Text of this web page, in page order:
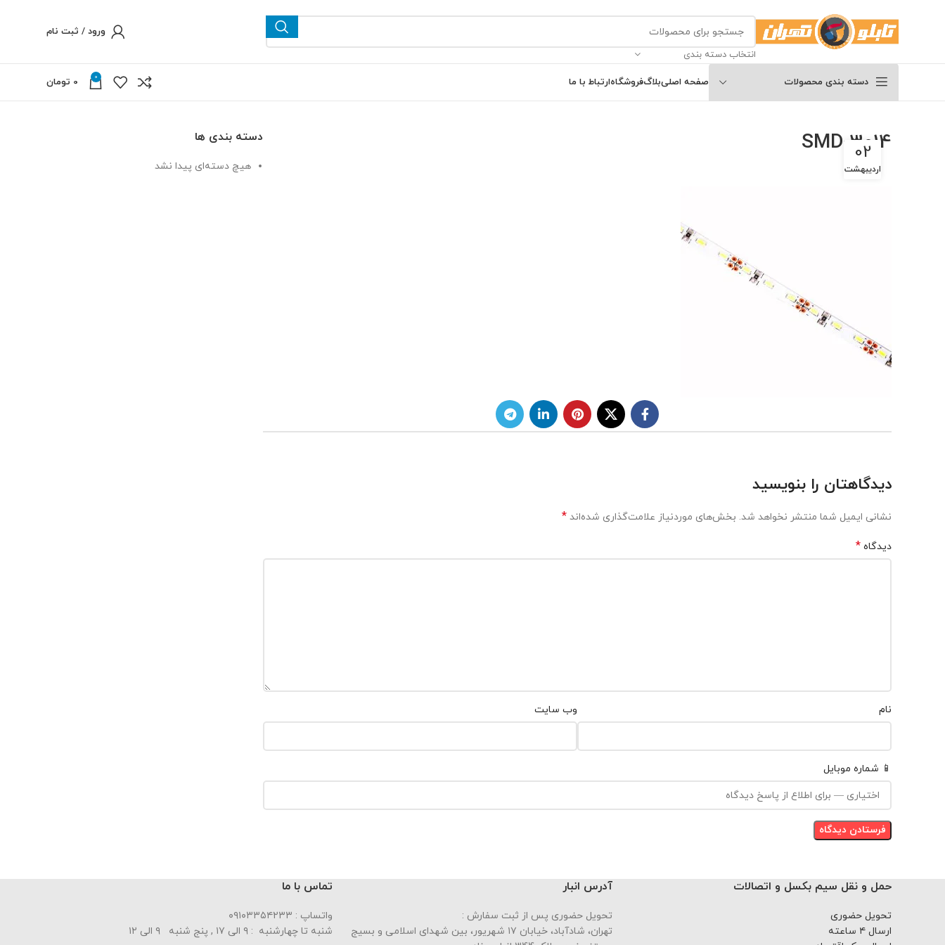
انتخاب دسته بندی
ورود / ثبت نام
دسته بندی محصولات صفحه اصلیبلاگفروشگاهارتباط با ما 0
0 تومان
SMD-3014
02
اردیبهشت
دیدگاهتان را بنویسید
نشانی ایمیل شما منتشر نخواهد شد. بخش‌های موردنیاز علامت‌گذاری شده‌اند *
دیدگاه *
نام وب‌ سایت
📱 شماره موبایل
دسته بندی ها
هیچ دسته‌ای پیدا نشد
حمل و نقل سیم بکسل و اتصالات
تحویل حضوری
ارسال ۴ ساعته
آدرس انبار
تحویل حضوری پس از ثبت سفارش :
تهران، شادآباد، خیابان ١٧ شهریور، بین شهدای اسلامی و بسیج
تماس با ما
واتساپ : ۰۹۱۰۳۳۵۴۲۳۳
شنبه تا چهارشنبه : ۹ الی ۱۷ , پنج شنبه ۹ الی ۱۲